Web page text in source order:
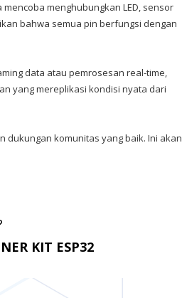
menghubungkan LED, sensor
bahwa semua pin berfungsi dengan
data atau pemrosesan real-time,
yang mereplikasi kondisi nyata dari
dukungan komunitas yang baik. Ini akan
KIT ESP32